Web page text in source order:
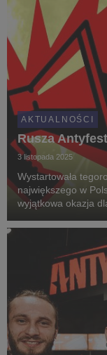
AKTUALNOŚCI
Rusza
3 listopada 2025
Wystartowała
największego w
wyjątkowa okazja
publiczności i